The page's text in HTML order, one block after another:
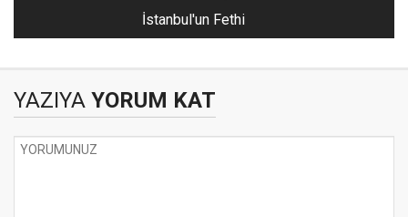
İstanbul'un Fethi
YAZIYA YORUM KAT